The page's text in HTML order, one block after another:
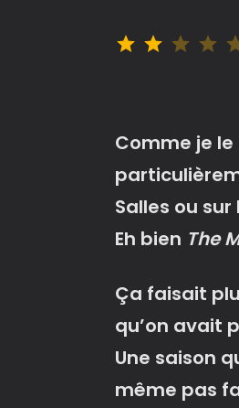
Comme je
Salles ou
Eh bien The
Ça faisait
qu’on avait
Une saison
même pas